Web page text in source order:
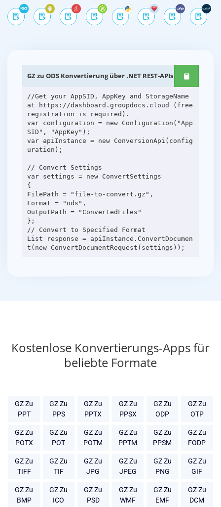
GZ zu ODS Konvertierung über .NET REST-APIs
//Get your AppSID, AppKey and StorageName
at https://dashboard.groupdocs.cloud (free
registration is required).
var configuration = new Configuration("App
SID", "AppKey");
var apiInstance = new ConversionApi(config
uration);
// Convert Settings
var settings = new ConvertSettings
{
FilePath = "file-to-convert.gz",
Format = "ods",
OutputPath = "ConvertedFiles"
};
// Convert to Specified Format
List response = apiInstance.ConvertDocumen
Kostenlose Konvertierungs-Apps für
beliebte Formate
GZ Zu
PPT
GZ Zu
PPS
GZ Zu
PPTX
GZ Zu
PPSX
GZ Zu
ODP
GZ Zu
OTP
GZ Zu
POTX
GZ Zu
POT
GZ Zu
POTM
GZ Zu
PPTM
GZ Zu
PPSM
GZ Zu
FODP
GZ Zu
TIFF
GZ Zu
TIF
GZ Zu
JPG
GZ Zu
JPEG
GZ Zu
PNG
GZ Zu
GIF
GZ Zu
BMP
GZ Zu
ICO
GZ Zu
PSD
GZ Zu
WMF
GZ Zu
EMF
GZ Zu
DCM